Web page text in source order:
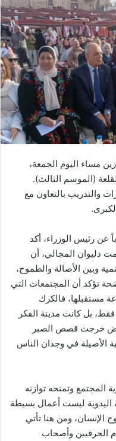
مساء اليوم الجمعة،
(الموسم الثالث).
والتدريب بالتعاون مع
عن رئيس الوزراء، أكد
المجالي، أن
وبين الأصالة والطموح،
تؤكد أن المجتمعات التي
مستقبلها، فالكرك
بل كانت مدينة الفكر
خرجت قصص الصبر
الأصيلة في وجدان الناس
المجتمع وتمنحه توازنه
اليدوية ليست أعمال بسيطة
الإنسان، ومن هنا تأتي
الحرفيين وأصحاب